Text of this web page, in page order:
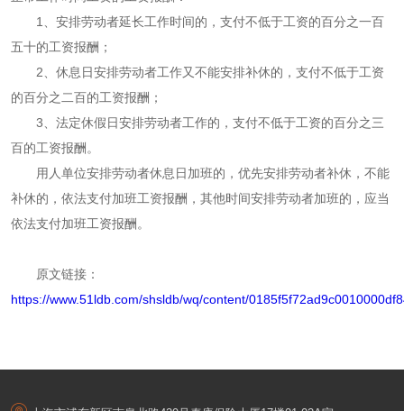
1
、安排劳动者延长工作时间的，支付不低于工资的百分之一百
五十的工资报酬；
2 、休息日安排劳动者工作又不能安排补休的，支付不低于工资
的百分之二百的工资报酬；
3 、法定休假日安排劳动者工作的，支付不低于工资的百分之三
百的工资报酬。
用人单位安排劳动者休息日加班的，优先安排劳动者补休，不能
补休的，依法支付加班工资报酬，其他时间安排劳动者加班的，应当
依法支付加班工资报酬。
原文链接：
https://www.51ldb.com/shsldb/wq/content/